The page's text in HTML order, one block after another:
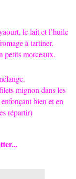
le lait et l’huile
à tartiner.
petits morceaux.
mignon dans les
bien et en
répartir)